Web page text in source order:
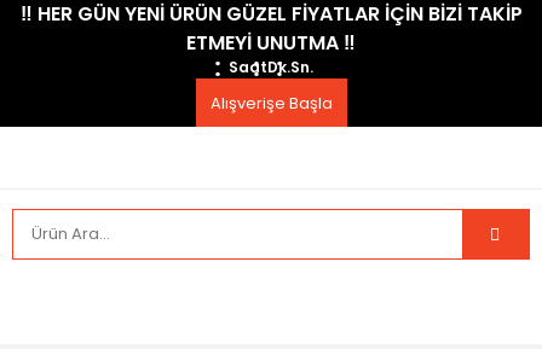
​‼️​ HER GÜN YENİ ÜRÜN GÜZEL FİYATLAR İÇİN BİZİ TAKİP
ETMEYİ UNUTMA ​‼️​
SaatDk.Sn.
Alışverişe Başla